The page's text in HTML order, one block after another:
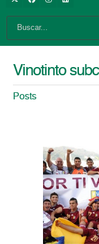
Vinotinto
Posts